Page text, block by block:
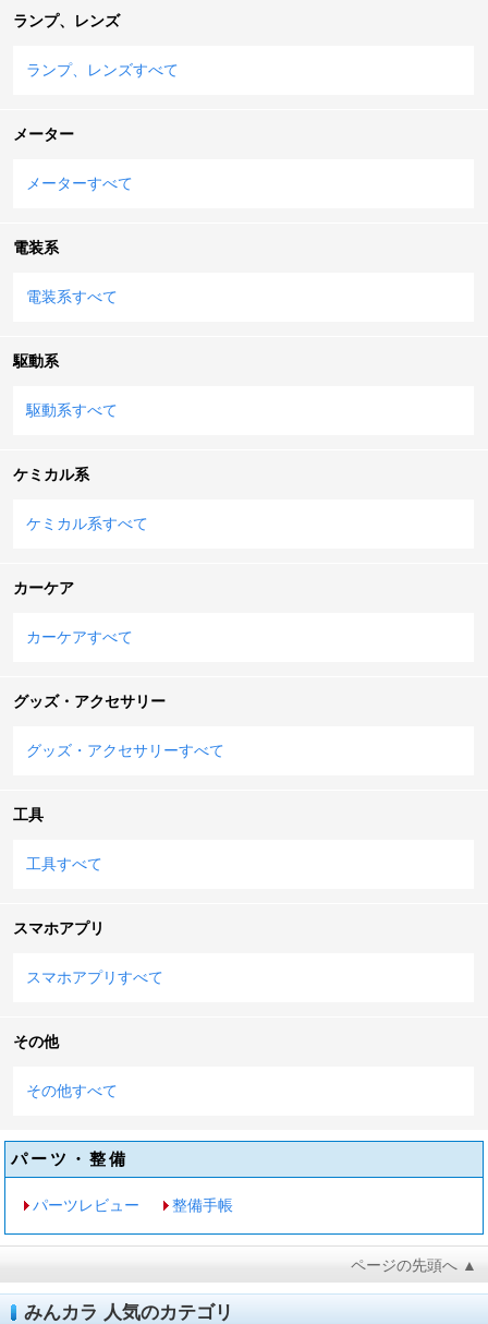
ランプ、レンズ
ランプ、レンズすべて
メーター
メーターすべて
電装系
電装系すべて
駆動系
駆動系すべて
ケミカル系
ケミカル系すべて
カーケア
カーケアすべて
グッズ・アクセサリー
グッズ・アクセサリーすべて
工具
工具すべて
スマホアプリ
スマホアプリすべて
その他
その他すべて
パーツ・整備
パーツレビュー 整備手帳
ページの先頭へ ▲
みんカラ 人気のカテゴリ